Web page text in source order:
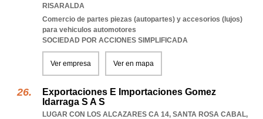
RISARALDA
Comercio de partes piezas (autopartes) y accesorios (lujos)
para vehiculos automotores
SOCIEDAD POR ACCIONES SIMPLIFICADA
Ver empresa Ver en mapa
Exportaciones E Importaciones Gomez
Idarraga S A S
LUGAR CON LOS ALCAZARES CA 14, SANTA ROSA CABAL,